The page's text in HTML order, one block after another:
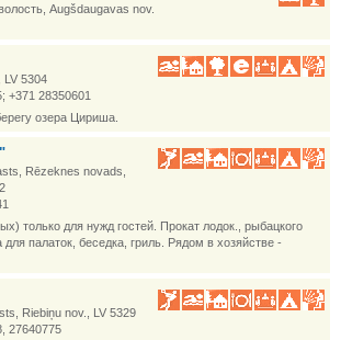
Augšdaugavas nov.
LV 5304
+371 28350601
озера Цириша.
Rēzeknes novads,
только для нужд гостей. Прокат лодок., рыбацкого
палаток, беседка, гриль. Рядом в хозяйстве -
Riebiņu nov., LV 5329
27640775